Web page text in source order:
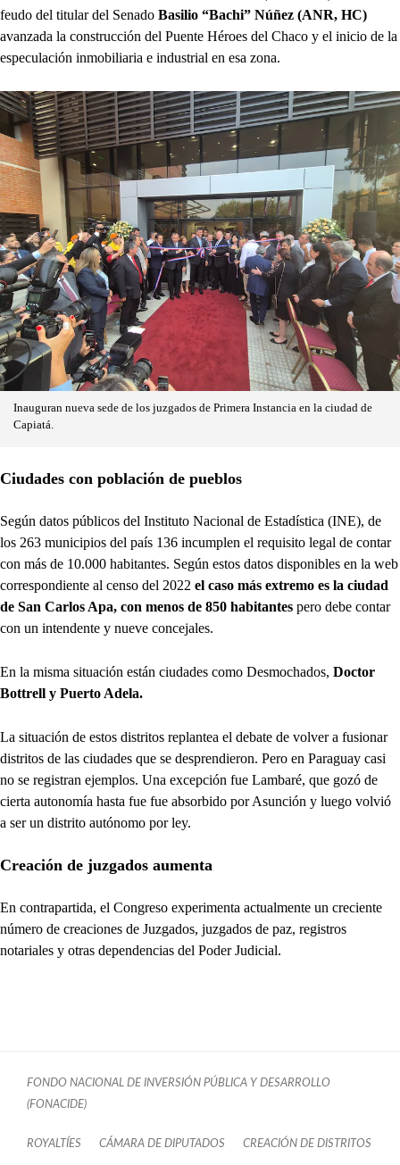
feudo del titular del Senado Basilio “Bachi” Núñez (ANR, HC)
avanzada la construcción del Puente Héroes del Chaco y el inicio de la
especulación inmobiliaria e industrial en esa zona.
Inauguran nueva sede de los juzgados de Primera Instancia en la ciudad de
Capiatá.
Ciudades con población de pueblos
Según datos públicos del Instituto Nacional de Estadística (INE), de
los 263 municipios del país 136 incumplen el requisito legal de contar
con más de 10.000 habitantes. Según estos datos disponibles en la web
correspondiente al censo del 2022 el caso más extremo es la ciudad
de San Carlos Apa, con menos de 850 habitantes pero debe contar
con un intendente y nueve concejales.
En la misma situación están ciudades como Desmochados, Doctor
Bottrell y Puerto Adela.
La situación de estos distritos replantea el debate de volver a fusionar
distritos de las ciudades que se desprendieron. Pero en Paraguay casi
no se registran ejemplos. Una excepción fue Lambaré, que gozó de
cierta autonomía hasta fue fue absorbido por Asunción y luego volvió
a ser un distrito autónomo por ley.
Creación de juzgados aumenta
En contrapartida, el Congreso experimenta actualmente un creciente
número de creaciones de Juzgados, juzgados de paz, registros
notariales y otras dependencias del Poder Judicial.
FONDO NACIONAL DE INVERSIÓN PÚBLICA Y DESARROLLO
(FONACIDE)
ROYALTÍES CÁMARA DE DIPUTADOS CREACIÓN DE DISTRITOS